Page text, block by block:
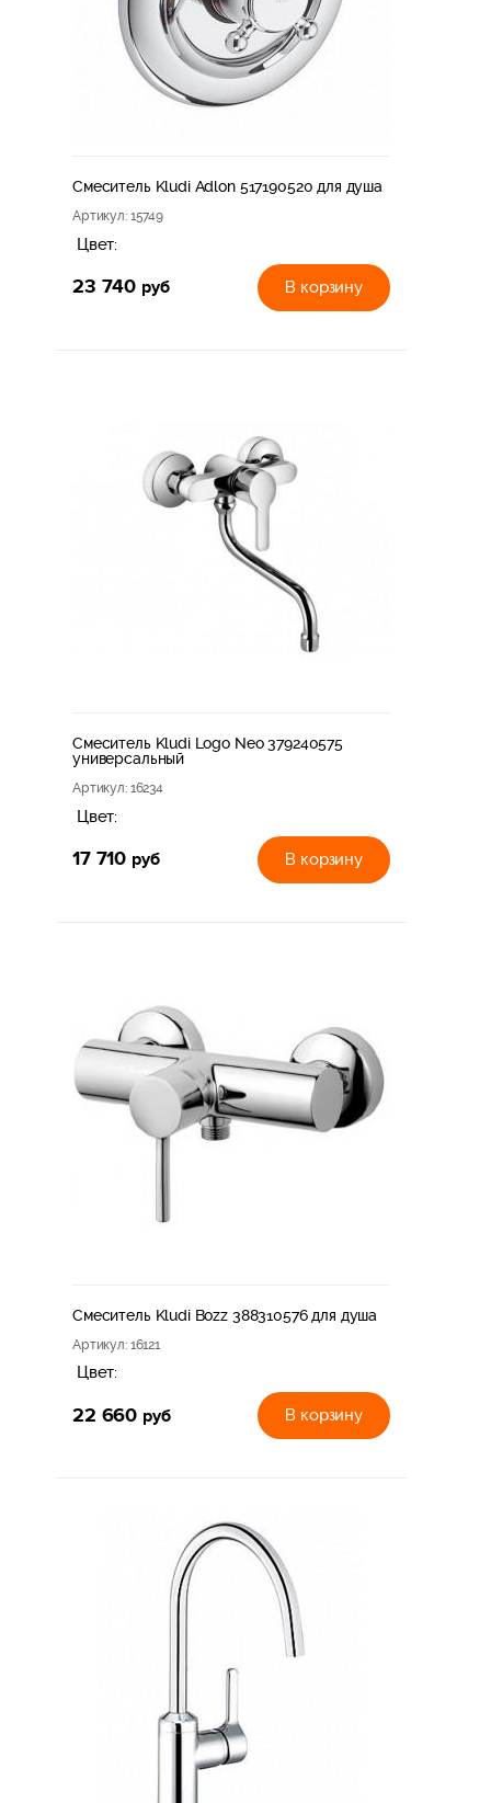
Смеситель Kludi Adlon 517190520 для душа
Артикул: 15749
Цвет:
23 740 руб В корзину
Смеситель Kludi Logo Neo 379240575
универсальный
Артикул: 16234
Цвет:
17 710 руб В корзину
Смеситель Kludi Bozz 388310576 для душа
Артикул: 16121
Цвет:
22 660 руб В корзину